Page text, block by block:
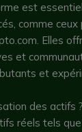
est
comme
Elles
et
et
des actifs ?
réels tels